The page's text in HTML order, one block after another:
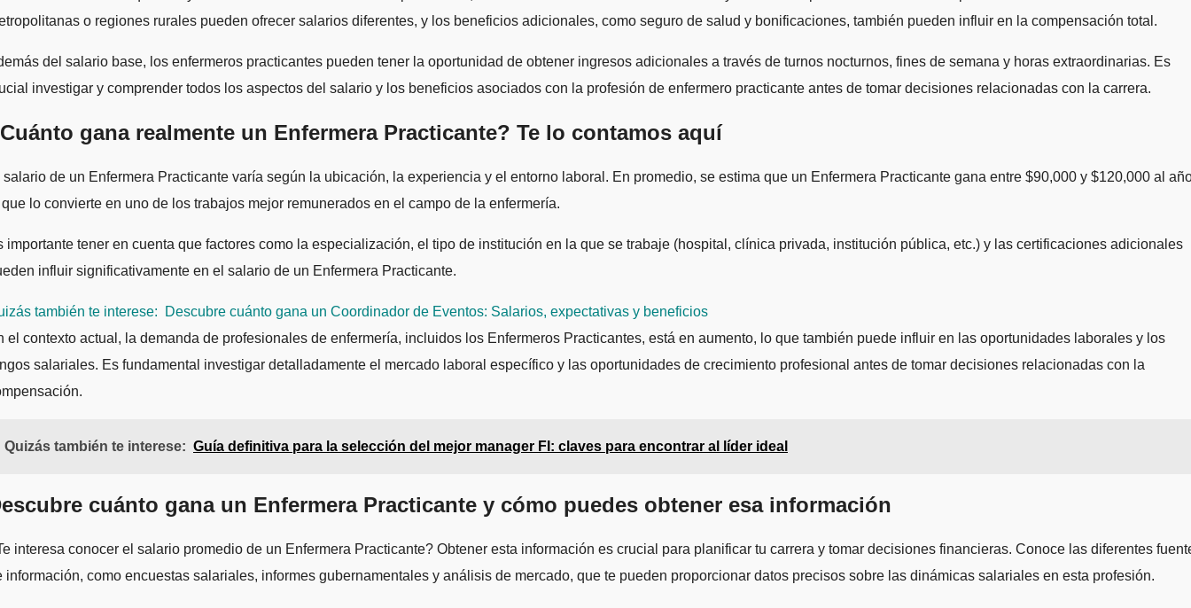
o regiones rurales pueden ofrecer salarios diferentes, y los beneficios adicionales, como seguro de salud y bonificaciones, también pueden influir en la compensación total.
del salario base, los enfermeros practicantes pueden tener la oportunidad de obtener ingresos adicionales a través de turnos nocturnos, fines de semana y horas extraordinarias. Es
investigar y comprender todos los aspectos del salario y los beneficios asociados con la profesión de enfermero practicante antes de tomar decisiones relacionadas con la carrera.
gana realmente un Enfermera Practicante? Te lo contamos aquí
salario de un Enfermera Practicante varía según la ubicación, la experiencia y el entorno laboral. En promedio, se estima que un Enfermera Practicante gana entre $90,000 y $120,000 al
lo convierte en uno de los trabajos mejor remunerados en el campo de la enfermería.
importante tener en cuenta que factores como la especialización, el tipo de institución en la que se trabaje (hospital, clínica privada, institución pública, etc.) y las certificaciones adicionales
influir significativamente en el salario de un Enfermera Practicante.
también te interese:
Descubre cuánto gana un Coordinador de Eventos: Salarios, expectativas y beneficios
el contexto actual, la demanda de profesionales de enfermería, incluidos los Enfermeros Practicantes, está en aumento, lo que también puede influir en las oportunidades laborales y los
salariales. Es fundamental investigar detalladamente el mercado laboral específico y las oportunidades de crecimiento profesional antes de tomar decisiones relacionadas con la
Quizás también te interese: Guía definitiva para la selección del mejor manager FI: claves para encontrar al líder ideal
cuánto gana un Enfermera Practicante y cómo puedes obtener esa información
interesa conocer el salario promedio de un Enfermera Practicante? Obtener esta información es crucial para planificar tu carrera y tomar decisiones financieras. Conoce las diferentes
información, como encuestas salariales, informes gubernamentales y análisis de mercado, que te pueden proporcionar datos precisos sobre las dinámicas salariales en esta profesión.